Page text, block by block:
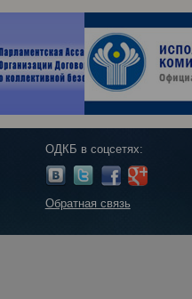
ОДКБ в соцсетях:
Обратная связь